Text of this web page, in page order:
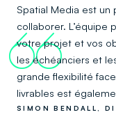
Spatial Media est
collaborer.
votre projet et vos
les échéanciers et
grande flexibilité
livrables est
66
SIMON BENDALL,